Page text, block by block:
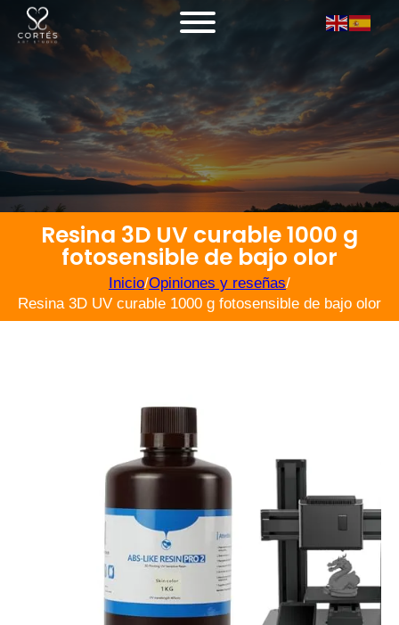
Resina 3D UV curable 1000 g
fotosensible de bajo olor
Inicio/Opiniones y reseñas/
Resina 3D UV curable 1000 g fotosensible de bajo olor